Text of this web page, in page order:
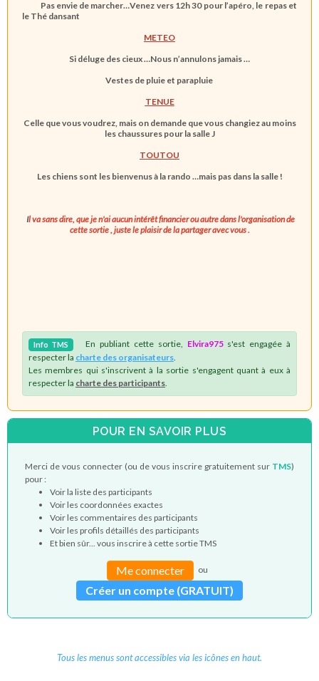
Pas envie de marcher…Venez vers 12h 30 pour l’apéro, le repas et
le Thé dansant
METEO
Si déluge des cieux …Nous n’annulons jamais …
Vestes de pluie et parapluie
TENUE
Celle que vous voudrez, mais on demande que vous changiez au moins
les chaussures pour la salle J
TOUTOU
Les chiens sont les bienvenus à la rando …mais pas dans la salle !
Il va sans dire, que je n'ai aucun intérêt financier ou autre dans l'organisation de
cette sortie , juste le plaisir de la partager avec vous .
Info TMS En publiant cette sortie, Elvira975s'est engagée à
respecter la charte des organisateurs
Les membres qui s'inscrivent à la sortie s'engagent quant à eux à
respecter la charte des participants
POUR EN SAVOIR PLUS
Merci de vous connecter (ou de vous inscrire gratuitement sur TMS)
pour :
Voir la liste des participants
Voir les coordonnées exactes
Voir les commentaires des participants
Voir les profils détaillés des participants
Et bien sûr... vous inscrire à cette sortie TMS
Me connecter ou
Créer un compte (GRATUIT)
Tous les menus sont accessibles via les icônes en haut.